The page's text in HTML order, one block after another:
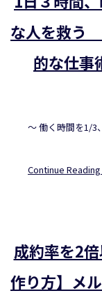
な人を救う
的な仕事
～ 働く時間を1/3
Continue
成約率を2
作り方】メ